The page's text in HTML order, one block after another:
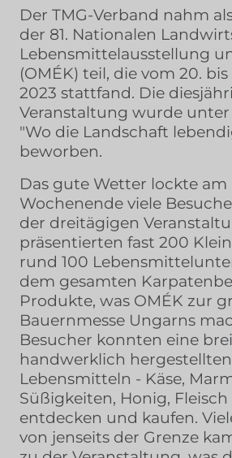
Der TMG-Verband nahm
der 81. Nationalen
Lebensmittelausstellung
(OMÉK) teil, die vom 20.
2023 stattfand. Die
Veranstaltung wurde unter
"Wo die Landschaft
beworben.
Das gute Wetter lockte am
Wochenende viele
der dreitägigen
präsentierten fast 200
rund 100
dem gesamten
Produkte, was OMÉK zur
Bauernmesse Ungarns
Besucher konnten eine
handwerklich hergestellten
Lebensmitteln - Käse,
Süßigkeiten, Honig,
entdecken und kaufen.
von jenseits der Grenze